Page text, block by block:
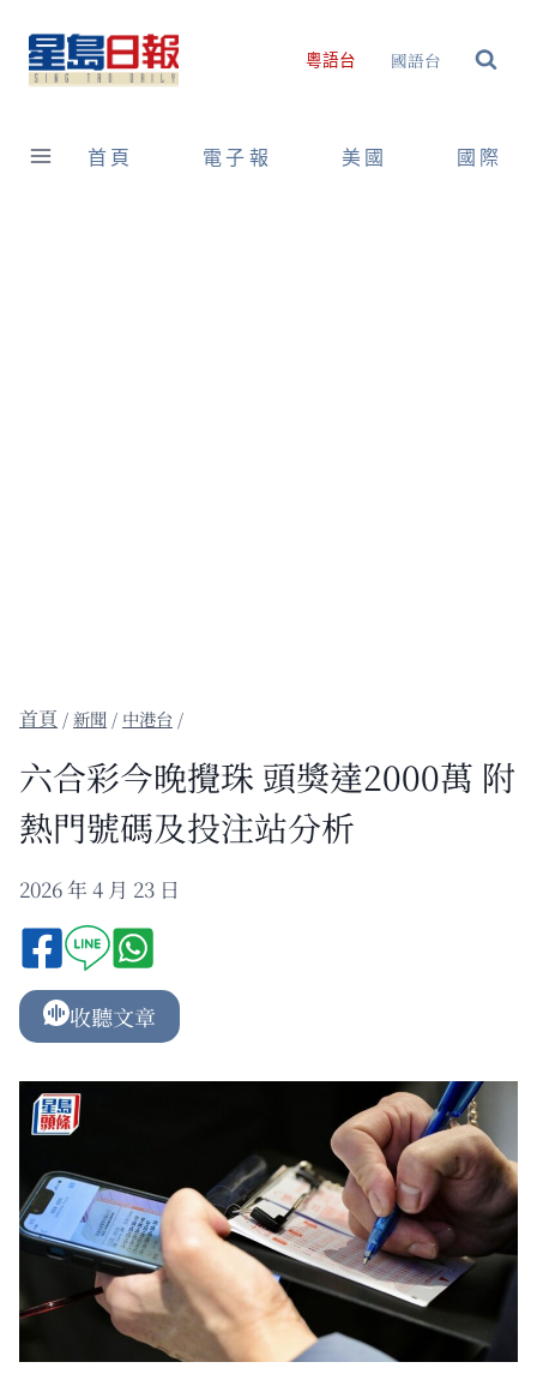
content
粵語台 國語台
首頁 電子報 美國 國際
/新聞 / 中港台 /
六合彩今晚攪珠 頭獎達2000萬 附
熱門號碼及投注站分析
2026 年 4 月 23 日
收聽文章